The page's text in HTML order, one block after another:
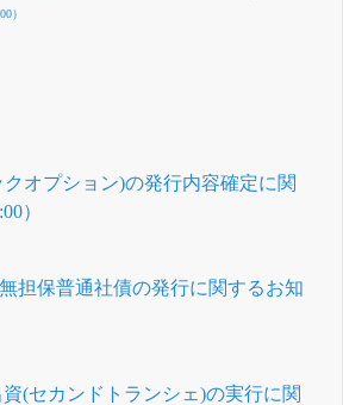
）
オプション)の発行内容確定に関
）
担保普通社債の発行に関するお知
(セカンドトランシェ)の実行に関